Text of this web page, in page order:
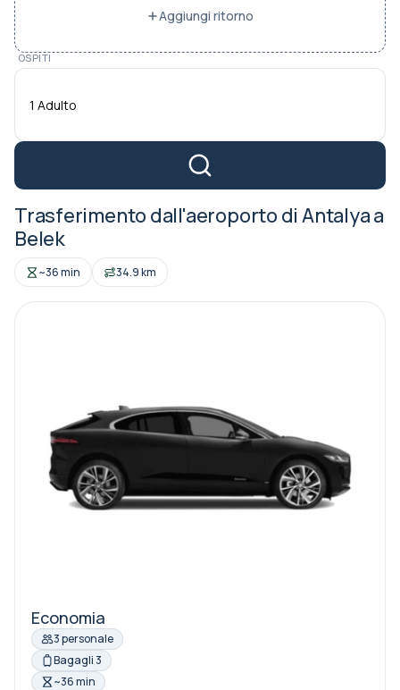
Aggiungi ritorno
OSPITI
1 Adulto
Trasferimento dall'aeroporto di Antalya a
Belek
~36 min 34.9 km
Economia
3 personale
Bagagli 3
~36 min